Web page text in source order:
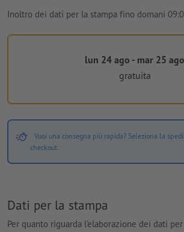
Inoltro dei dati per la stampa fino domani
lun 24 ago - mar 25 ago
gratuita
Vuoi una consegna più rapida? Seleziona la
checkout.
Dati per la stampa
Per quanto riguarda l'elaborazione dei dati per